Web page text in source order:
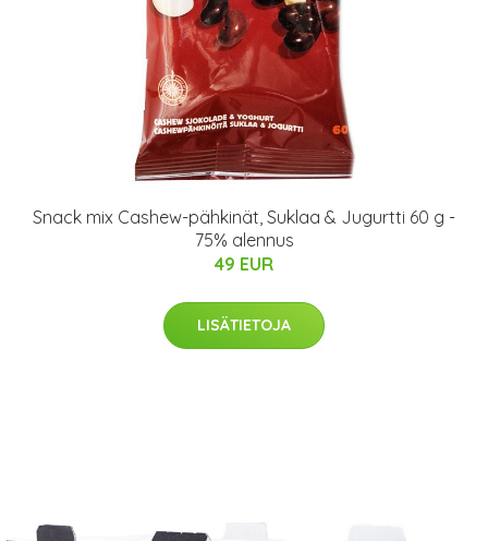
Snack mix Cashew-pähkinät, Suklaa & Jugurtti 60 g -
75% alennus
49 EUR
LISÄTIETOJA